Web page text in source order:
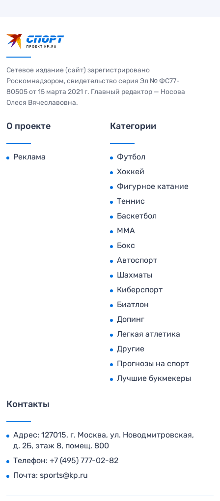
Сетевое издание (сайт) зарегистрировано
Роскомнадзором, свидетельство серия Эл № ФС77-
80505 от 15 марта 2021 г. Главный редактор — Носова
Олеся Вячеславовна.
О проекте
Реклама
Категории
Футбол
Хоккей
Фигурное катание
Теннис
Баскетбол
MMA
Бокс
Автоспорт
Шахматы
Киберспорт
Биатлон
Допинг
Легкая атлетика
Другие
Прогнозы на спорт
Лучшие букмекеры
Контакты
Адрес: 127015, г. Москва, ул. Новодмитровская,
д. 2Б, этаж 8, помещ. 800
Телефон: +7 (495) 777-02-82
Почта: sports@kp.ru